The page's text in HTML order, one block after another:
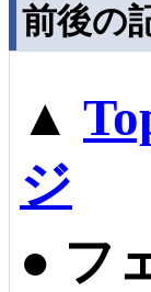
前後の
▲
ジ
● フ